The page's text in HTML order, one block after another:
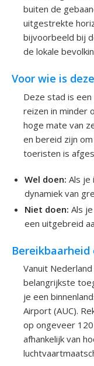
buiten de
uitgestrekte
bijvoorbeeld bij
de lokale
Voor wie is
Deze stad is
reizen in minder
hoge mate van
en bereid zijn
toeristen is
Wel doen: Als je
dynamiek van
Niet doen: Als
een uitgebreid
Bereikbaarheid
Vanuit
belangrijkste
je een
Airport (AUC).
op ongeveer
afhankelijk van